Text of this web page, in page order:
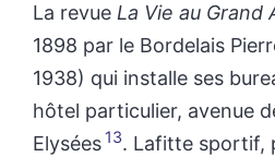
La revue La Vie au Grand
1898 par le Bordelais
1938) qui installe ses
hôtel particulier, avenue
Elysées 13. Lafitte sportif,